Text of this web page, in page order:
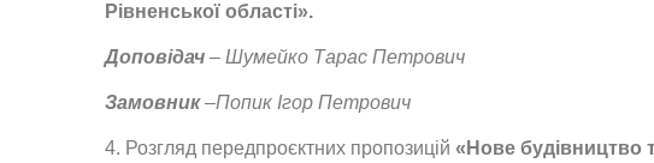
Рівненської області».
Доповідач – Шумейко Тарас Петрович
Замовник–Попик Ігор Петрович
4. Розгляд передпроєктних пропозицій «Нове будівництво